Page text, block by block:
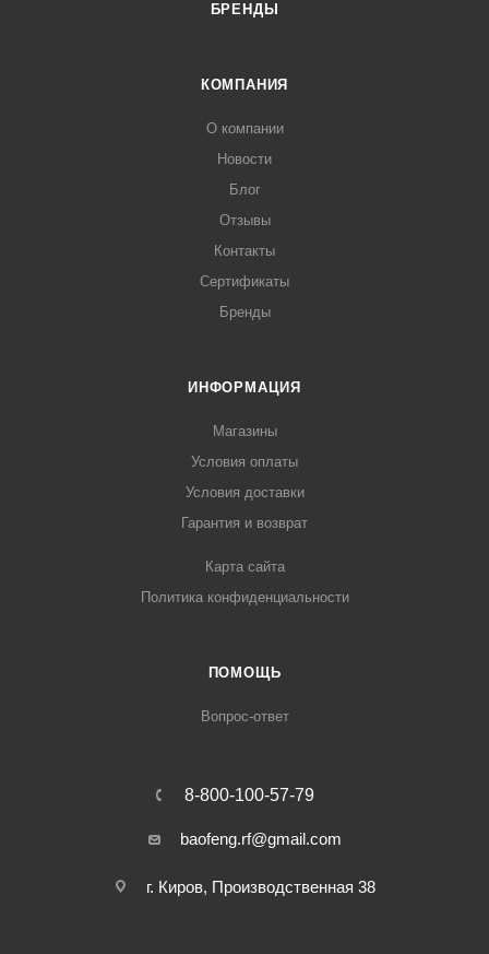
БРЕНДЫ
КОМПАНИЯ
О компании
Новости
Блог
Отзывы
Контакты
Сертификаты
Бренды
ИНФОРМАЦИЯ
Магазины
Условия оплаты
Условия доставки
Гарантия и возврат
Карта сайта
Политика конфиденциальности
ПОМОЩЬ
Вопрос-ответ
8-800-100-57-79
baofeng.rf@gmail.com
г. Киров, Производственная 38